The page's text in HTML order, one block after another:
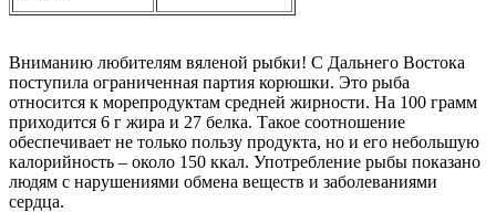
Вниманию любителям вяленой рыбки! С Дальнего Востока
поступила ограниченная партия корюшки. Это рыба
относится к морепродуктам средней жирности. На 100 грамм
приходится 6 г жира и 27 белка. Такое соотношение
обеспечивает не только пользу продукта, но и его небольшую
калорийность – около 150 ккал. Употребление рыбы показано
людям с нарушениями обмена веществ и заболеваниями
сердца.